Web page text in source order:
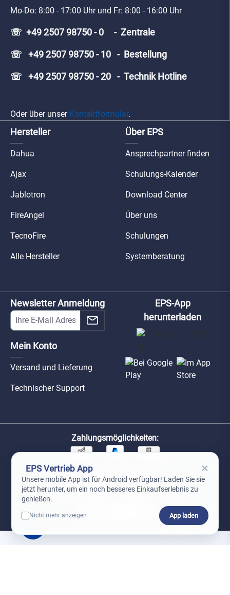
Mo-Do: 8:00 - 17:00 Uhr und Fr: 8:00 - 16:00 Uhr
☏ +49 2507 98750 - 0 - Zentrale
☏ +49 2507 98750 - 10 - Bestellung
☏ +49 2507 98750 - 20 - Technik Hotline
Oder über unser Kontaktformular.
Hersteller
Dahua
Ajax
Jablotron
FireAngel
TecnoFire
Alle Hersteller
Über EPS
Ansprechpartner finden
Schulungs-Kalender
Download Center
Über uns
Schulungen
Systemberatung
Newsletter Anmeldung
Mein Konto
Versand und Lieferung
Technischer Support
EPS-App
herunterladen
Zahlungsmöglichkeiten:
Unsere Versandpartner:
EPS Vertrieb App ×
Unsere mobile App ist für Android verfügbar! Laden Sie sie
jetzt herunter, um ein noch besseres Einkaufserlebnis zu
genießen.
Nicht mehr anzeigen App laden